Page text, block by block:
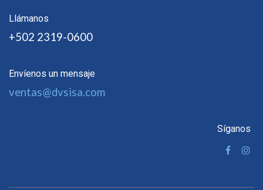
Llámanos
+502 2319-0600
Envíenos un mensaje
ventas@dvsisa.com
Síganos